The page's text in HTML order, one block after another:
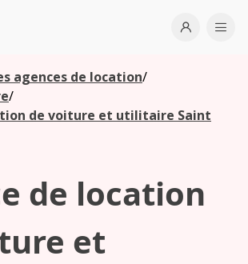
Open
agences de location/
/
de voiture et utilitaire Saint
de location
et